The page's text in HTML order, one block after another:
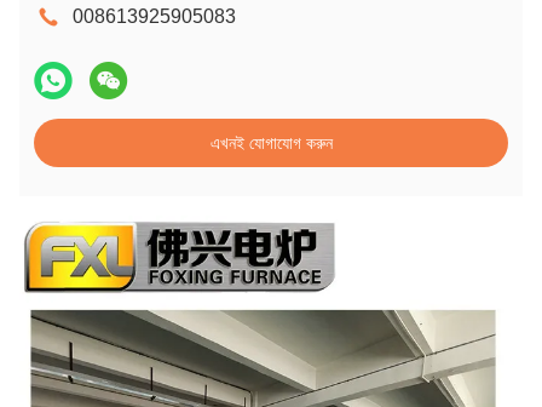
008613925905083
এখনই যোগাযোগ করুন